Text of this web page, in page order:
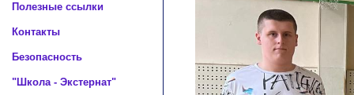
Полезные ссылки
Контакты
Безопасность
"Школа - Экстернат"